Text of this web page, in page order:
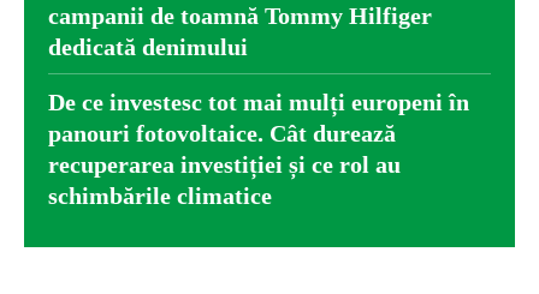
campanii de toamnă Tommy Hilfiger
dedicată denimului
De ce investesc tot mai mulți europeni în
panouri fotovoltaice. Cât durează
recuperarea investiției și ce rol au
schimbările climatice